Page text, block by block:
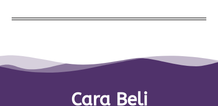
Cara Beli